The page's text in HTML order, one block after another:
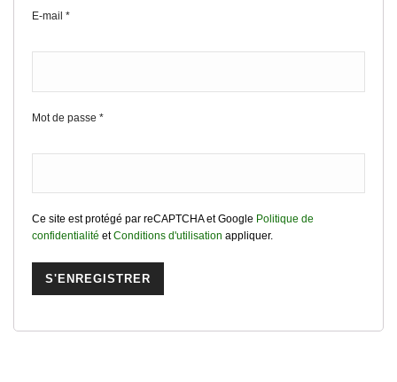
E-mail *
Mot de passe *
Ce site est protégé par reCAPTCHA et Google Politique de
confidentialité etConditions d'utilisation appliquer.